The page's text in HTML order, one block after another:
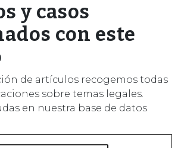
y casos
con este
de artículos recogemos todas
sobre temas legales.
en nuestra base de datos